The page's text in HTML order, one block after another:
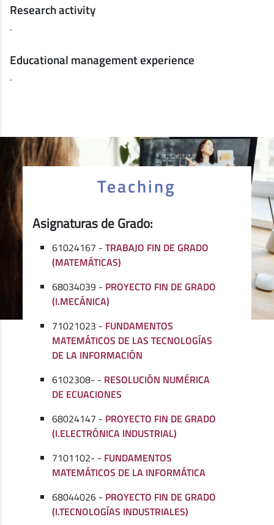
Research activity
.
Educational management experience
.
Teaching
Asignaturas de Grado:
61024167 -TRABAJO FIN DE GRADO
(MATEMÁTICAS)
68034039 - PROYECTO FIN DE GRADO
(I.MECÁNICA)
71021023 - FUNDAMENTOS
MATEMÁTICOS DE LAS TECNOLOGÍAS
DE LA INFORMACIÓN
6102308- - RESOLUCIÓN NUMÉRICA
DE ECUACIONES
68024147 - PROYECTO FIN DE GRADO
(I.ELECTRÓNICA INDUSTRIAL)
7101102- - FUNDAMENTOS
MATEMÁTICOS DE LA INFORMÁTICA
68044026 - PROYECTO FIN DE GRADO
(I.TECNOLOGÍAS INDUSTRIALES)